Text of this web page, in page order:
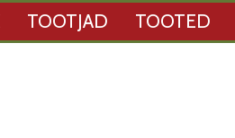
TOOTJAD TOOTED